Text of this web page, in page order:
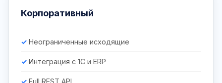
Корпоративный
Неограниченные исходящие
Интеграция с 1С и ERP